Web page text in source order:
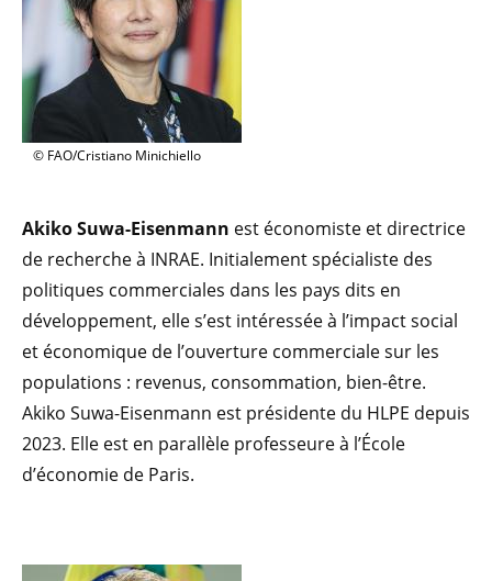
© FAO/Cristiano Minichiello
Akiko Suwa-Eisenmann est économiste et directrice
de recherche à INRAE. Initialement spécialiste des
politiques commerciales dans les pays dits en
développement, elle s’est intéressée à l’impact social
et économique de l’ouverture commerciale sur les
populations : revenus, consommation, bien-être.
Akiko Suwa-Eisenmann est présidente du HLPE depuis
2023. Elle est en parallèle professeure à l’École
d’économie de Paris.